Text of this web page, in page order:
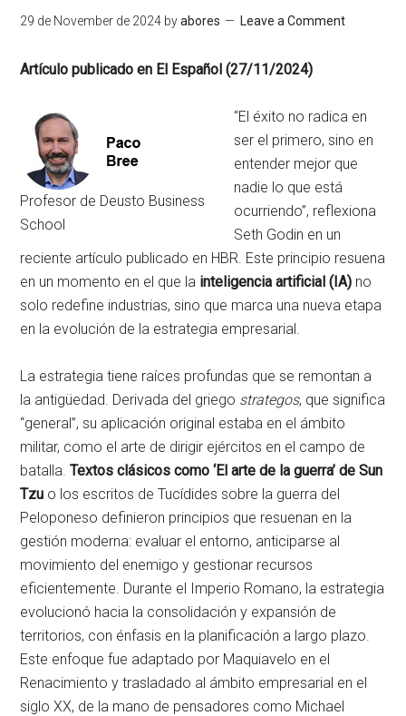
29 de November de 2024 byabores Leave a Comment
Artículo publicado en El Español (27/11/2024)
Profesor de Deusto Business
School
“El éxito no radica en
ser el primero, sino en
entender mejor que
nadie lo que está
ocurriendo”, reflexiona
Seth Godin en un
reciente artículo publicado en HBR. Este principio resuena
en un momento en el que la inteligencia artificial (IA) no
solo redefine industrias, sino que marca una nueva etapa
en la evolución de la estrategia empresarial.
La estrategia tiene raíces profundas que se remontan a
la antigüedad. Derivada del griego strategos, que significa
“general”, su aplicación original estaba en el ámbito
militar, como el arte de dirigir ejércitos en el campo de
batalla.Textos clásicos como ‘El arte de la guerra’ de Sun
Tzu o los escritos de Tucídides sobre la guerra del
Peloponeso definieron principios que resuenan en la
gestión moderna: evaluar el entorno, anticiparse al
movimiento del enemigo y gestionar recursos
eficientemente. Durante el Imperio Romano, la estrategia
evolucionó hacia la consolidación y expansión de
territorios, con énfasis en la planificación a largo plazo.
Este enfoque fue adaptado por Maquiavelo en el
Renacimiento y trasladado al ámbito empresarial en el
siglo XX, de la mano de pensadores como Michael